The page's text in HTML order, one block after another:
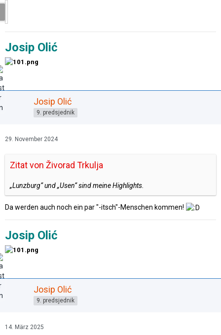
Josip Olić
Josip Olić
9. predsjednik
29. November 2024
Zitat von Živorad Trkulja
„Lunzburg“ und „Usen“ sind meine Highlights.
Da werden auch noch ein par "-itsch"-Menschen kommen!
Josip Olić
Josip Olić
9. predsjednik
14. März 2025